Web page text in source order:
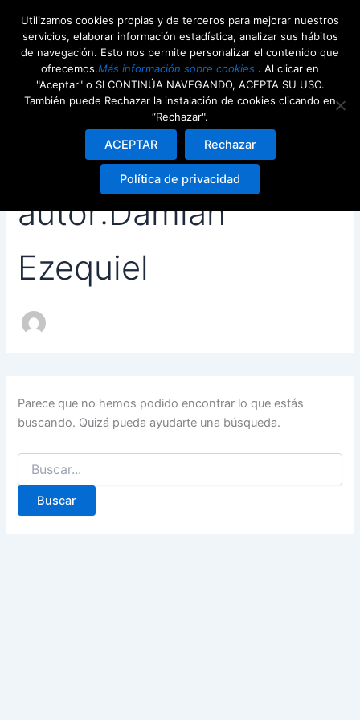
contenido
Nombre del
autor:Damian
Ezequiel
Parece que no hemos podido encontrar lo que estás
buscando. Quizá pueda ayudarte una búsqueda.
por:
Utilizamos cookies propias y de terceros para mejorar nuestros
servicios, elaborar información estadística, analizar sus hábitos
de navegación. Esto nos permite personalizar el contenido que
ofrecemos.Más información sobre cookies . Al clicar en
"Aceptar" o SI CONTINÚA NAVEGANDO, ACEPTA SU USO.
También puede Rechazar la instalación de cookies clicando en
“Rechazar".
ACEPTAR Rechazar
Política de privacidad